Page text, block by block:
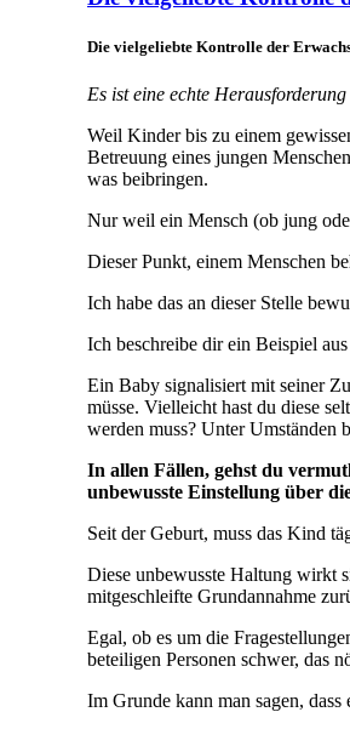
Die vielgeliebte Kontrolle der
Es ist eine echte
Weil Kinder bis zu einem
Betreuung eines jungen
was beibringen.
Nur weil ein Mensch (ob jung
Dieser Punkt, einem Menschen
Ich habe das an dieser Stelle
Ich beschreibe dir ein Beispiel
Ein Baby signalisiert mit seiner
müsse. Vielleicht hast du diese
werden muss? Unter Umständen
In allen Fällen, gehst du
unbewusste Einstellung über
Seit der Geburt, muss das Kind
Diese unbewusste Haltung wirkt
mitgeschleifte Grundannahme
Egal, ob es um die
beteiligen Personen schwer, das
Im Grunde kann man sagen,